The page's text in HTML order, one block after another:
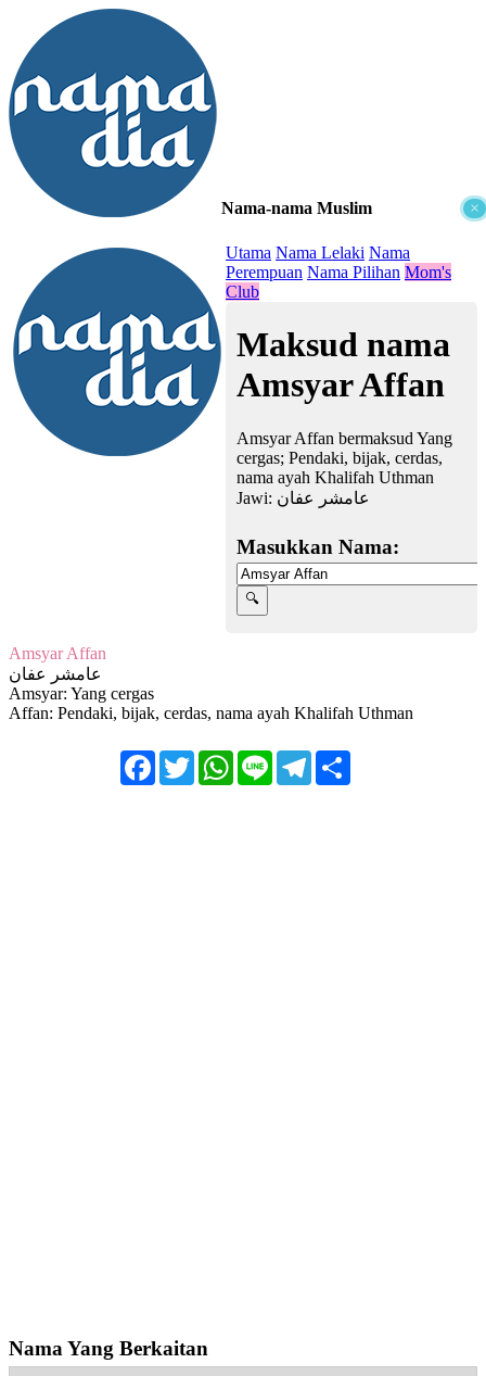
×
Nama-nama Muslim
Utama Nama Lelaki Nama
Perempuan Nama Pilihan Mom's
Club
Maksud nama
Amsyar Affan
Amsyar Affan bermaksud Yang
cergas; Pendaki, bijak, cerdas,
nama ayah Khalifah Uthman
Jawi: عامشر عفان
Masukkan Nama:
Amsyar Affan
عامشر عفان
Amsyar: Yang cergas
Affan: Pendaki, bijak, cerdas, nama ayah Khalifah Uthman
FacebookTwitterWhatsApp
Line Telegram
Nama Yang Berkaitan